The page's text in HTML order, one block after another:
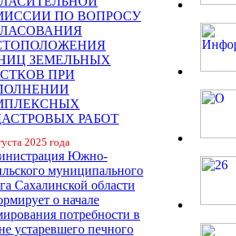
ПО ВОПРОСУ
ЗЕМЕЛЬНЫХ
ПРИ
РАБОТ
2025 года
Южно-
муниципального
Сахалинской области
о начале
потребности в
устаревшего печного